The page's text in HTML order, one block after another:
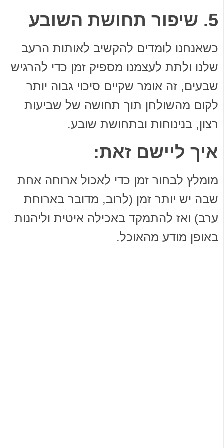
5. שיפור תחושת השובע
כשאנחנו לומדים להקשיב לאותות הרעב
שלנו ולתת לעצמנו מספיק זמן כדי להרגיש
שבעים, זה אומר שקיים סיכוי גבוה יותר
לקום מהשולחן תוך תחושה של שביעות
רצון, בנינוחות ובתחושת שובע.
איך ליישם זאת:
מומלץ לבחור זמן כדי לאכול ארוחה אחת
שבה יש יותר זמן (לרוב, מדובר בארוחת
ערב) ואז להתמקד באכילה איטית וליהנות
באופן מודע מהאוכל.